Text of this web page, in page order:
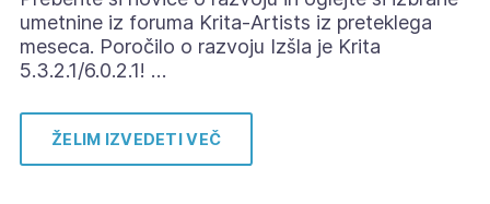
umetnine iz foruma Krita-Artists iz preteklega
meseca. Poročilo o razvoju Izšla je Krita
5.3.2.1/6.0.2.1! …
ŽELIM IZVEDETI VEČ